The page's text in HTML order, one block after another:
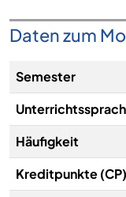
Daten zum
Semester
Häufigkeit
Kreditpunkte (CP)